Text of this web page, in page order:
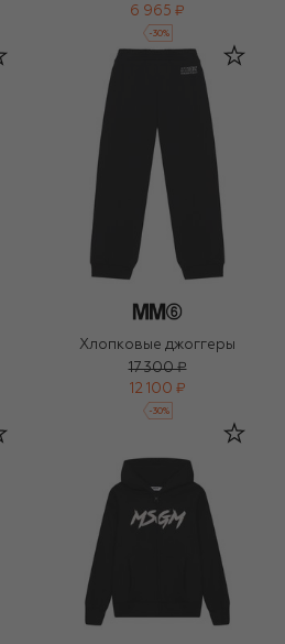
6 965 ₽
-30%
Хлопковые джоггеры
17 300 ₽
12 100 ₽
-30%